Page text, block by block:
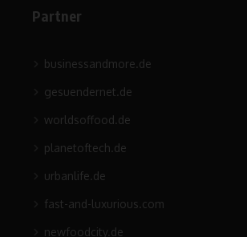
Partner
businessandmore.de
gesuendernet.de
worldsoffood.de
planetoftech.de
urbanlife.de
fast-and-luxurious.com
newfoodcity.de